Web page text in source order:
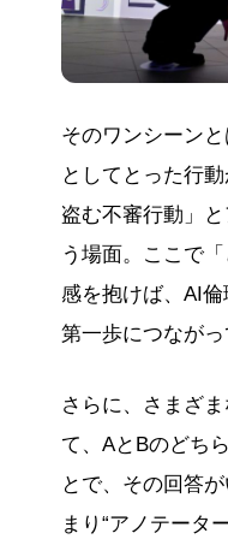
そのワンシーンと
としてとった行
盗む不審行動」
う場面。ここで
感を抱けば、AI
第一歩につながっ
さらに、さまざ
て、AとBのどち
とで、その回答
まり“アノテータ